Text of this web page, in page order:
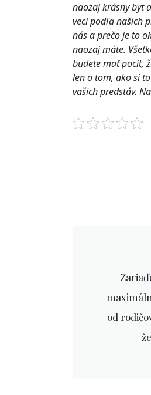
naozaj krásny byt
veci podľa našich
nás a prečo je to
naozaj máte.
budete mať pocit,
len o tom, ako si
vašich predstáv.
od